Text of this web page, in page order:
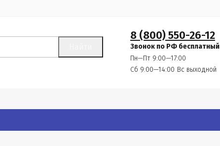
8 (800) 550-26-12
Звонок по РФ бесплатный
Пн—Пт 9:00—17:00
Сб 9:00—14:00 Вс выходной